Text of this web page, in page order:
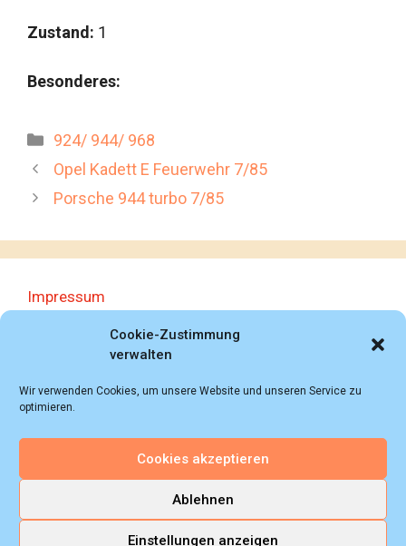
Cookie-Zustimmung
verwalten
Wir verwenden Cookies, um unsere Website und unseren Service zu
optimieren.
Cookies akzeptieren
Ablehnen
Einstellungen anzeigen
Zustand: 1
Besonderes:
Kategorien
924/ 944/ 968
Opel Kadett E Feuerwehr 7/85
Porsche 944 turbo 7/85
Impressum
Datenschutzerklärung
© 2018 - 2026 Autoprospektesammlung (Bernd